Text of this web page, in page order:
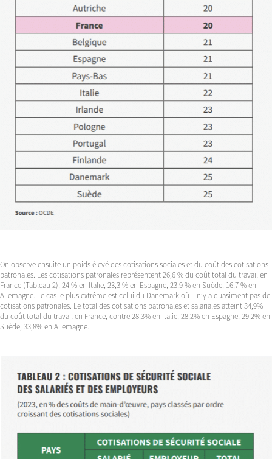
On observe ensuite un poids élevé des cotisations sociales et du coût des cotisations
patronales. Les cotisations patronales représentent 26,6 % du coût total du travail en
France (Tableau 2), 24 % en Italie, 23,3 % en Espagne, 23,9 % en Suède, 16,7 % en
Allemagne. Le cas le plus extrême est celui du Danemark où il n’y a quasiment pas de
cotisations patronales. Le total des cotisations patronales et salariales atteint 34,9%
du coût total du travail en France, contre 28,3% en Italie, 28,2% en Espagne, 29,2% en
Suède, 33,8% en Allemagne.